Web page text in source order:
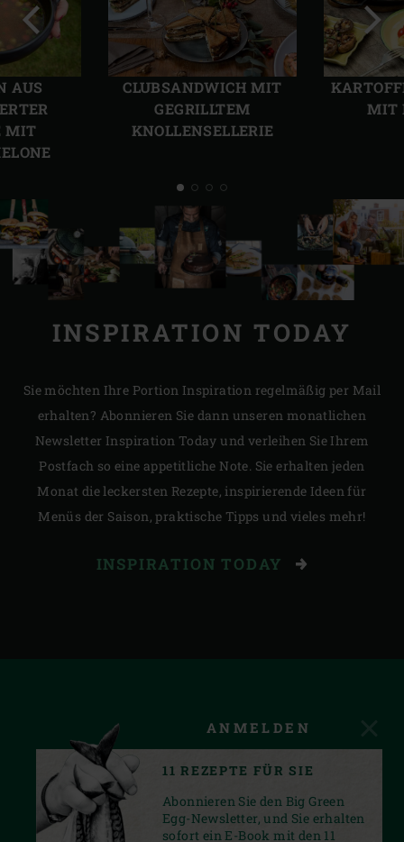
AUS
MIT
CLUBSANDWICH MIT
GEGRILLTEM
KNOLLENSELLERIE
MIT
Folie
Folie
INSPIRATION TODAY
Sie möchten Ihre Portion Inspiration regelmäßig per Mail
erhalten? Abonnieren Sie dann unseren monatlichen
Newsletter Inspiration Today und verleihen Sie Ihrem
Postfach so eine appetitliche Note. Sie erhalten jeden
Monat die leckersten Rezepte, inspirierende Ideen für
Menüs der Saison, praktische Tipps und vieles mehr!
INSPIRATION TODAY
ANMELDEN
11 REZEPTE FÜR SIE
Abonnieren Sie den Big Green
Egg-Newsletter, und Sie erhalten
sofort ein E-Book mit den 11